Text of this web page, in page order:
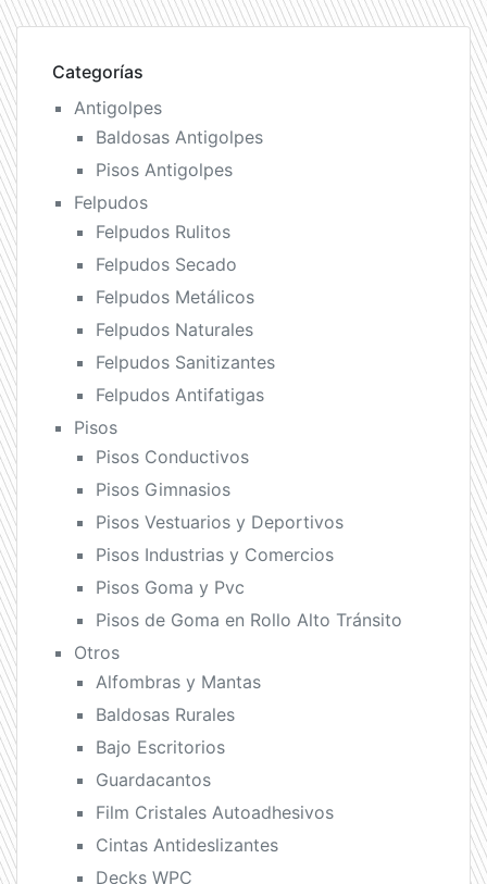
Categorías
Antigolpes
Baldosas Antigolpes
Pisos Antigolpes
Felpudos
Felpudos Rulitos
Felpudos Secado
Felpudos Metálicos
Felpudos Naturales
Felpudos Sanitizantes
Felpudos Antifatigas
Pisos
Pisos Conductivos
Pisos Gimnasios
Pisos Vestuarios y Deportivos
Pisos Industrias y Comercios
Pisos Goma y Pvc
Pisos de Goma en Rollo Alto Tránsito
Otros
Alfombras y Mantas
Baldosas Rurales
Bajo Escritorios
Guardacantos
Film Cristales Autoadhesivos
Cintas Antideslizantes
Decks WPC